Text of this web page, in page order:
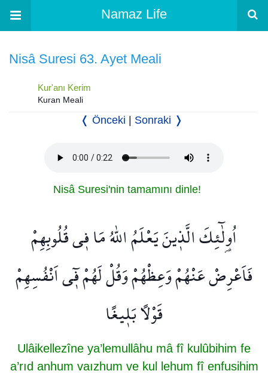
Namaz Life
Nisâ Suresi 63. Ayet Meali
Kur'anı Kerim
Kuran Meali
❬ Önceki Sonraki ❭
Nisâ Suresi'nin tamamını dinle!
اُو۬لٰٓئِكَ الَّذ۪ينَ يَعْلَمُ اللّٰهُ مَا ف۪ي قُلُوبِهِمْ
فَاَعْرِضْ عَنْهُمْ وَعِظْهُمْ وَقُلْ لَهُمْ ف۪ٓي اَنْفُسِهِمْ
قَوْلًا بَل۪يغًا
Ulâikellezîne ya’lemullâhu mâ fî kulûbihim fe
a’rıd anhum vaızhum ve kul lehum fî enfusihim